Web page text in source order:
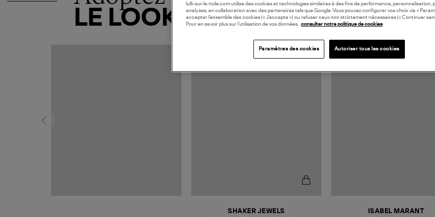
LE LOOK
SHAKER JEWELS ISABEL MARANT
lulli-sur-la-toile.com utilise des cookies et technologies similaires à des fins de performance, personnalisation,
analyses, en collaboration avec des partenaires tels que Google. Vous pouvez configurer vos choix via «
accepter l’ensemble des cookies (« J’accepte ») ou refuser ceux non strictement nécessaires (« Continuer
Pour en savoir plus sur l’utilisation de vos données,
consulter notre politique de cookies
Paramètres des cookies Autoriser tous les cookies